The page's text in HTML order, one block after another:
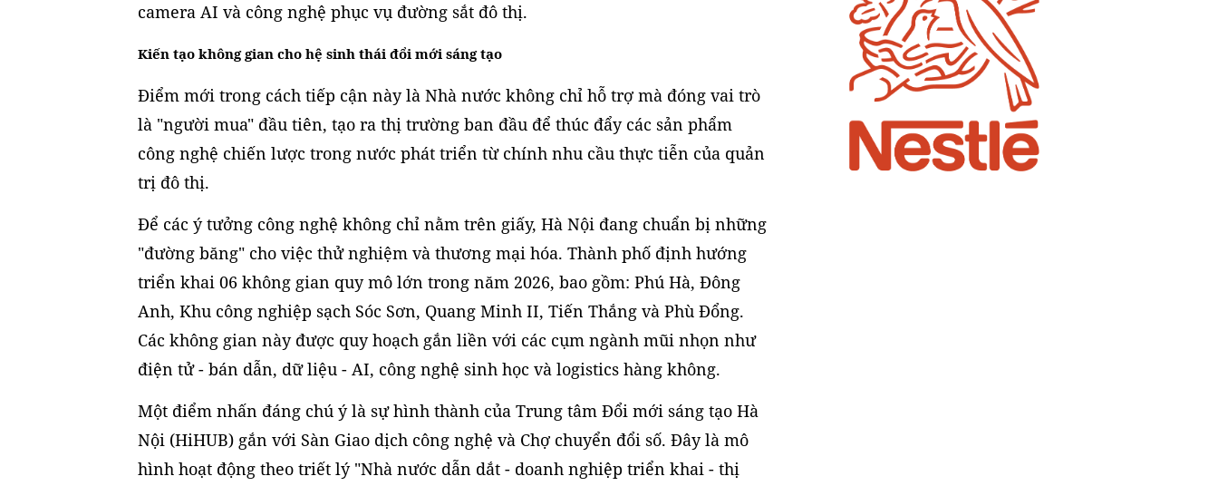
camera AI và công nghệ phục vụ đường sắt đô thị.
Kiến tạo không gian cho hệ sinh thái đổi mới sáng tạo
Điểm mới trong cách tiếp cận này là Nhà nước không chỉ hỗ trợ mà đóng vai trò
là "người mua" đầu tiên, tạo ra thị trường ban đầu để thúc đẩy các sản phẩm
công nghệ chiến lược trong nước phát triển từ chính nhu cầu thực tiễn của quản
trị đô thị.
Để các ý tưởng công nghệ không chỉ nằm trên giấy, Hà Nội đang chuẩn bị những
"đường băng" cho việc thử nghiệm và thương mại hóa. Thành phố định hướng
triển khai 06 không gian quy mô lớn trong năm 2026, bao gồm: Phú Hà, Đông
Anh, Khu công nghiệp sạch Sóc Sơn, Quang Minh II, Tiến Thắng và Phù Đổng.
Các không gian này được quy hoạch gắn liền với các cụm ngành mũi nhọn như
điện tử - bán dẫn, dữ liệu - AI, công nghệ sinh học và logistics hàng không.
Một điểm nhấn đáng chú ý là sự hình thành của Trung tâm Đổi mới sáng tạo Hà
Nội (HiHUB) gắn với Sàn Giao dịch công nghệ và Chợ chuyển đổi số. Đây là mô
hình hoạt động theo triết lý "Nhà nước dẫn dắt - doanh nghiệp triển khai - thị